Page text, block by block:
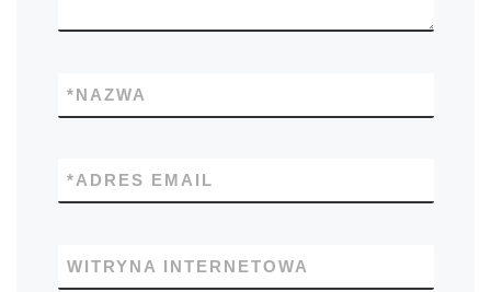
NAZWA
*
ADRES EMAIL
*
WITRYNA INTERNETOWA